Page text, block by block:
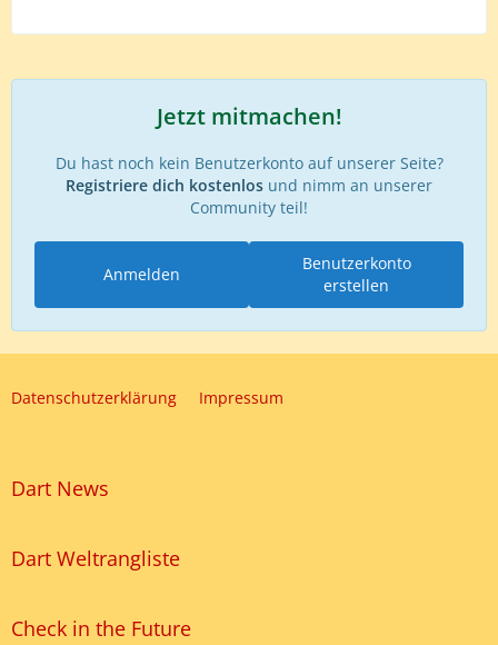
Jetzt mitmachen!
Du hast noch kein Benutzerkonto auf unserer Seite?
Registriere dich kostenlos und nimm an unserer
Community teil!
Benutzerkonto
erstellen
Anmelden
Datenschutzerklärung Impressum
Dart News
Dart Weltrangliste
Check in the Future